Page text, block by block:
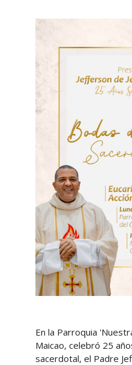
En la Parroquia
Maicao, celebró 25
sacerdotal, el Padre